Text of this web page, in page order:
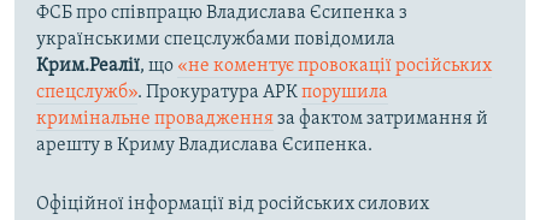
ФСБ про співпрацю Владислава Єсипенка з
українськими спецслужбами повідомила
Крим.Реалії, що «не коментує провокації російських
спецслужб». Прокуратура АРКпорушила
кримінальне провадженняза фактом затримання й
арешту в Криму Владислава Єсипенка.
Офіційної інформації від російських силових